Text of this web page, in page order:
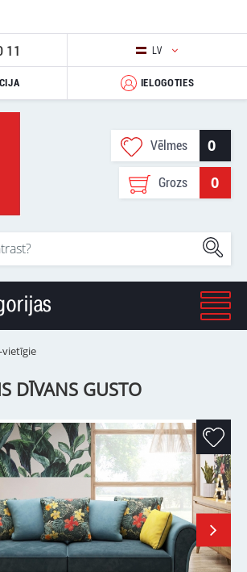
11 LV
IELOGOTIES
Vēlmes 0
Grozs 0
vietīgie
DĪVANS GUSTO